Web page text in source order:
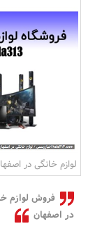
لوازم خانگی در
فروش لوازم
در اصفهان